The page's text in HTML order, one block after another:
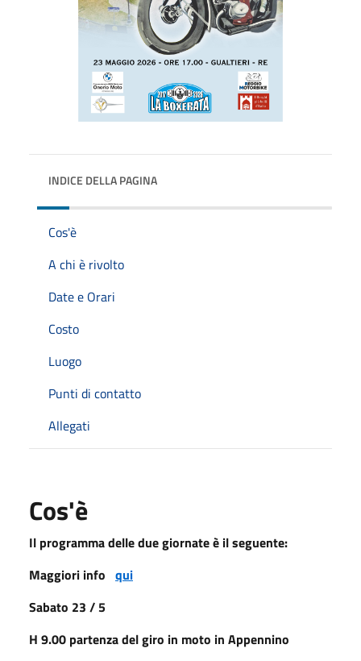
INDICE DELLA PAGINA
Cos'è
A chi è rivolto
Date e Orari
Costo
Luogo
Punti di contatto
Allegati
Cos'è
Il programma delle due giornate è il seguente:
Maggiori info qui
Sabato 23 / 5
H 9.00 partenza del giro in moto in Appennino